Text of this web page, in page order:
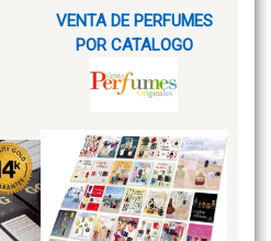
VENTA DE PERFUMES
POR CATALOGO